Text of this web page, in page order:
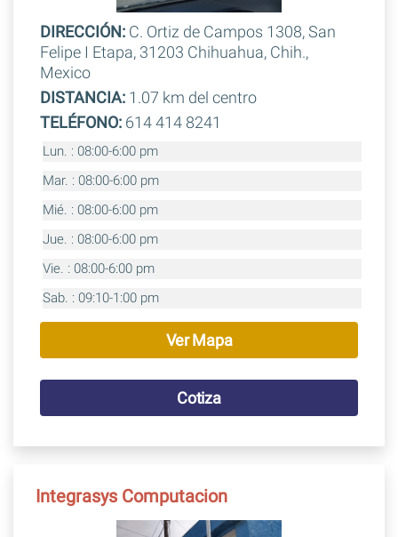
DIRECCIÓN:C. Ortiz de Campos 1308, San
Felipe I Etapa, 31203 Chihuahua, Chih.,
Mexico
DISTANCIA:1.07 km del centro
TELÉFONO:614 414 8241
Lun. : 08:00-6:00 pm
Mar. : 08:00-6:00 pm
Mié. : 08:00-6:00 pm
Jue. : 08:00-6:00 pm
Vie. : 08:00-6:00 pm
Sab. : 09:10-1:00 pm
Ver Mapa
Cotiza
Integrasys Computacion